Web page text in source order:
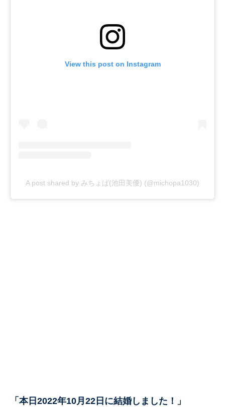
View this post on Instagram
A post shared by みちょぱ(池田美優) (@michopa1030)
「本日2022年10月22日に結婚しました！」